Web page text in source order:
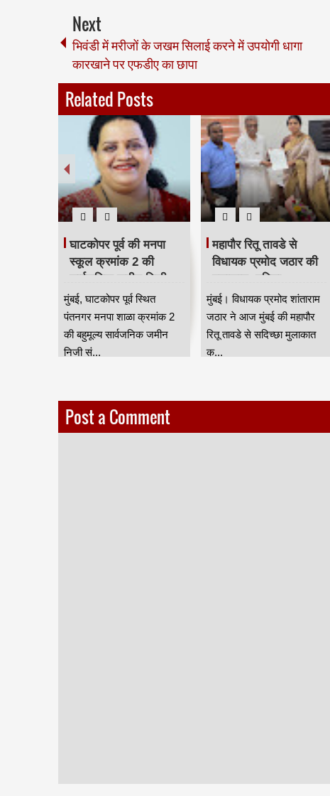
Next
भिवंडी में मरीजों के जखम सिलाई करने में उपयोगी धागा
कारखाने पर एफडीए का छापा
Related Posts
घाटकोपर पूर्व की मनपा
स्कूल क्रमांक 2 की
सार्वजनिक जमीन निजी
संस्था को दिए जाने का
मामला गरमाया
मुंबई, घाटकोपर पूर्व स्थित
पंतनगर मनपा शाळा क्रमांक 2
की बहुमूल्य सार्वजनिक जमीन
निजी सं...
महापौर रितू तावडे से
विधायक प्रमोद जठार की
मुलाकात, महिला
सशक्तिकरण, स्वास्थ्य और
पर्यटन से जुड़े चार प्रमुख
मुद्दे उठाए HKA
मुंबई। विधायक प्रमोद शांताराम
जठार ने आज मुंबई की महापौर
रितू तावडे से सदिच्छा मुलाकात
क...
Post a Comment